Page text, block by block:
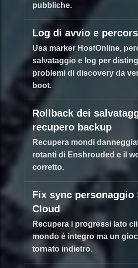
pubbliche.
Log di avvio e
Usa marker HostOnline,
salvataggio e log per
problemi di discovery da
boot.
Rollback dei
recupero backup
Recupera mondi
rotanti di Enshrouded e il
corretto.
Fix sync personaggio
Cloud
Recupera i progressi lato
mondo è integro ma un
tornato indietro.